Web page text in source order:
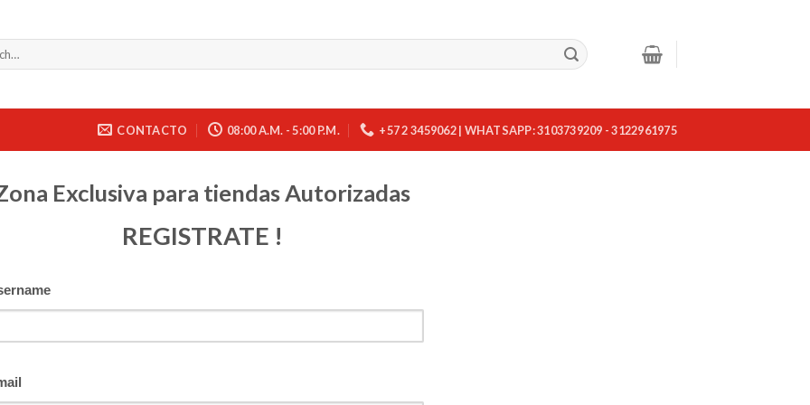
CONTACTO 08:00 A.M. - 5:00 P.M. +57 2 3459062 | WHATSAPP: 3103739209 - 3122961975
Exclusiva para tiendas Autorizadas
REGISTRATE !